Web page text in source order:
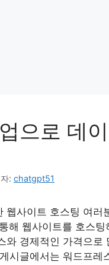
으로 데
: chatgpt51
웹사이트 호스팅 여
해 웹사이트를 호스
와 경제적인 가격으
시글에서는 워드프